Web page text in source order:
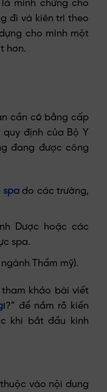
minh chứng cho
đi và kiên trì theo
cho mình một
hơn.
cần có bằng cấp
định của Bộ Y
đang được công
spado các trường,
Dược hoặc các
spa.
Thẩm mỹ).
khảo bài viết
?” để nắm rõ kiến
khi bắt đầu kinh
vào nội dung